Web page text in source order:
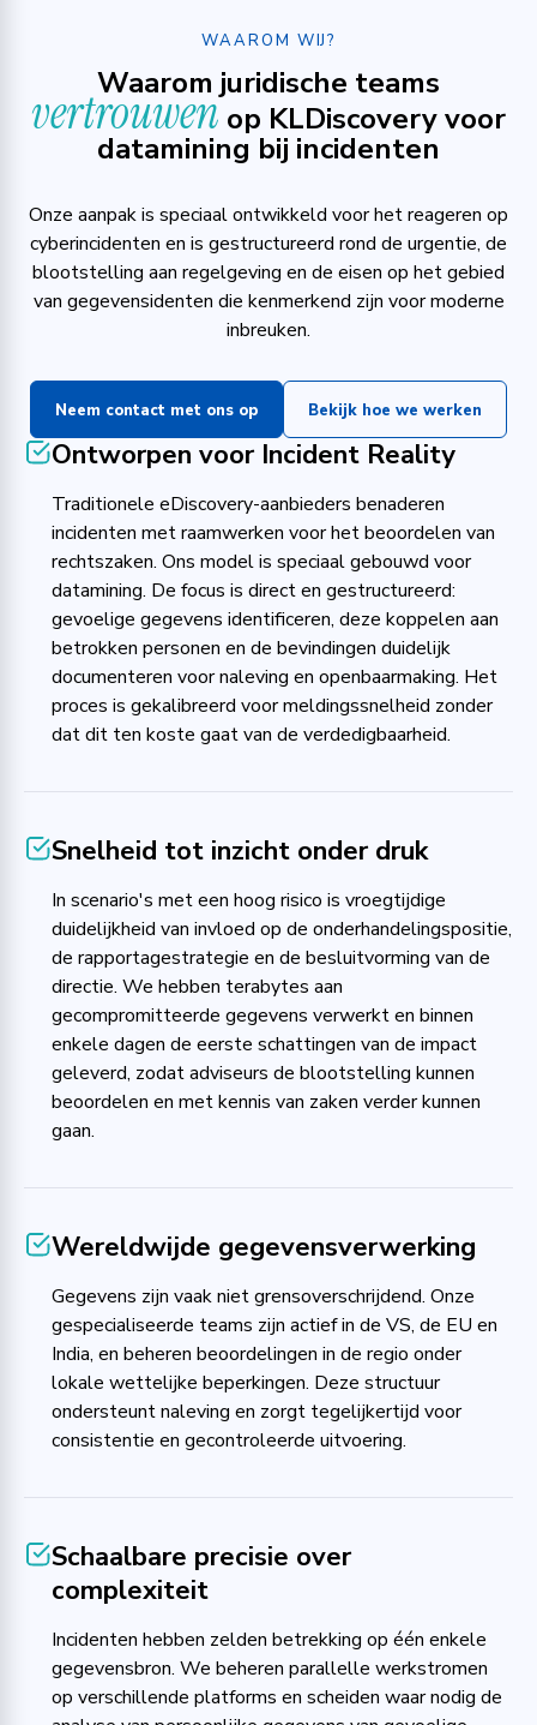
WAAROM WIJ?
Waarom juridische teams
vertrouwen op KLDiscovery voor
datamining bij incidenten
Onze aanpak is speciaal ontwikkeld voor het reageren op
cyberincidenten en is gestructureerd rond de urgentie, de
blootstelling aan regelgeving en de eisen op het gebied
van gegevensidenten die kenmerkend zijn voor moderne
inbreuken.
Neem contact met ons op Bekijk hoe we werken
Ontworpen voor Incident Reality
Traditionele eDiscovery-aanbieders benaderen
incidenten met raamwerken voor het beoordelen van
rechtszaken. Ons model is speciaal gebouwd voor
datamining. De focus is direct en gestructureerd:
gevoelige gegevens identificeren, deze koppelen aan
betrokken personen en de bevindingen duidelijk
documenteren voor naleving en openbaarmaking. Het
proces is gekalibreerd voor meldingssnelheid zonder
dat dit ten koste gaat van de verdedigbaarheid.
Snelheid tot inzicht onder druk
In scenario's met een hoog risico is vroegtijdige
duidelijkheid van invloed op de onderhandelingspositie,
de rapportagestrategie en de besluitvorming van de
directie. We hebben terabytes aan
gecompromitteerde gegevens verwerkt en binnen
enkele dagen de eerste schattingen van de impact
geleverd, zodat adviseurs de blootstelling kunnen
beoordelen en met kennis van zaken verder kunnen
gaan.
Wereldwijde gegevensverwerking
Gegevens zijn vaak niet grensoverschrijdend. Onze
gespecialiseerde teams zijn actief in de VS, de EU en
India, en beheren beoordelingen in de regio onder
lokale wettelijke beperkingen. Deze structuur
ondersteunt naleving en zorgt tegelijkertijd voor
consistentie en gecontroleerde uitvoering.
Schaalbare precisie over
complexiteit
Incidenten hebben zelden betrekking op één enkele
gegevensbron. We beheren parallelle werkstromen
op verschillende platforms en scheiden waar nodig de